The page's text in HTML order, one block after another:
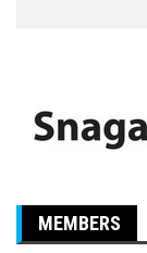
MEMBERS